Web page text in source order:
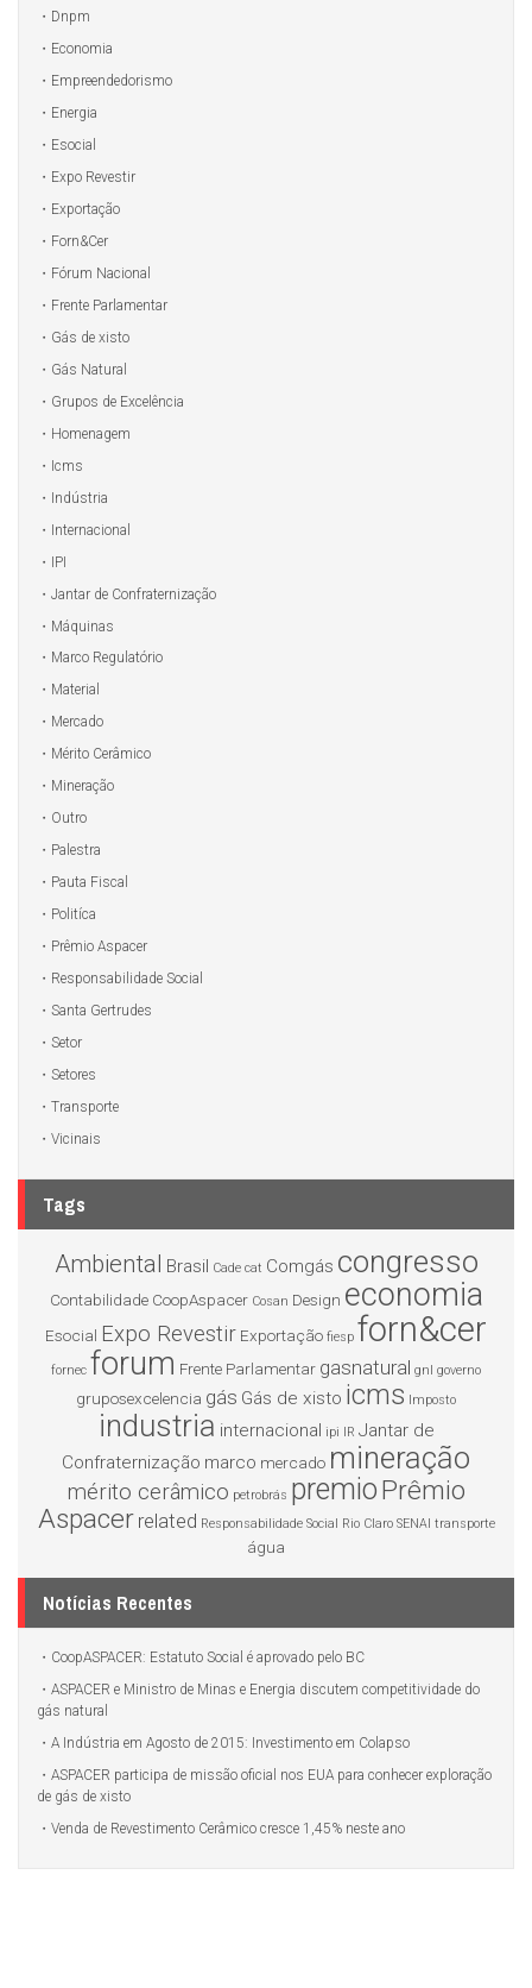
Dnpm
Economia
Empreendedorismo
Energia
Esocial
Expo Revestir
Exportação
Forn&Cer
Fórum Nacional
Frente Parlamentar
Gás de xisto
Gás Natural
Grupos de Excelência
Homenagem
Icms
Indústria
Internacional
IPI
Jantar de Confraternização
Máquinas
Marco Regulatório
Material
Mercado
Mérito Cerâmico
Mineração
Outro
Palestra
Pauta Fiscal
Politíca
Prêmio Aspacer
Responsabilidade Social
Santa Gertrudes
Setor
Setores
Transporte
Vicinais
Tags
Ambiental Brasil Cade cat Comgás congresso
Contabilidade CoopAspacer Cosan Design economia
Esocial Expo Revestir Exportação fiesp forn&cer
fornec forum Frente Parlamentar gasnatural gnl governo
gruposexcelencia gás Gás de xisto icms Imposto
industria internacional ipi IR Jantar de
Confraternização marco mercado mineração
mérito cerâmico petrobrás premioPrêmio
Aspacer related Responsabilidade Social Rio Claro SENAI transporte
água
Notícias Recentes
CoopASPACER: Estatuto Social é aprovado pelo BC
ASPACER e Ministro de Minas e Energia discutem competitividade do
gás natural
A Indústria em Agosto de 2015: Investimento em Colapso
ASPACER participa de missão oficial nos EUA para conhecer exploração
de gás de xisto
Venda de Revestimento Cerâmico cresce 1,45% neste ano